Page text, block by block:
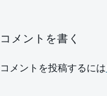
コメントを書く
コメントを投稿するには